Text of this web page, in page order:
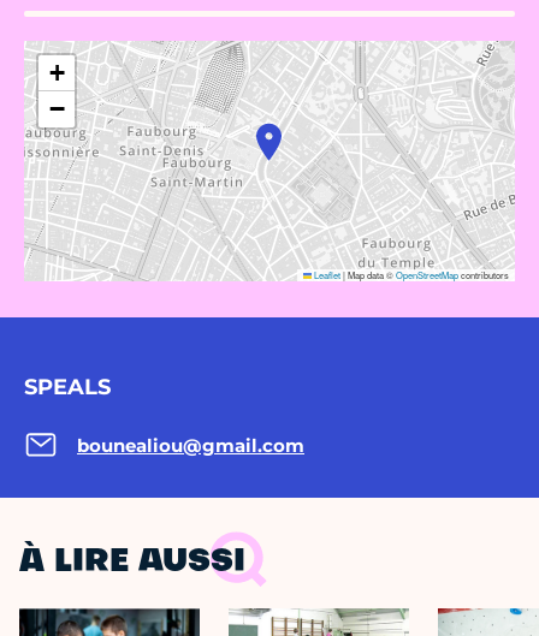
+
−
Leaflet|Map data ©OpenStreetMapcontributors
SPEALS
bounealiou@gmail.com
À LIRE AUSSI